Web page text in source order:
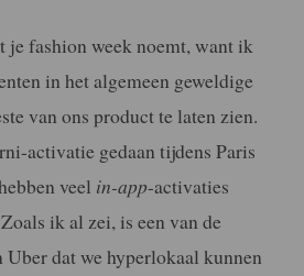
je fashion week noemt, want ik
in het algemeen geweldige
van ons product te laten zien.
activatie gedaan tijdens Paris
veel in-app-activaties
ik al zei, is een van de
Uber dat we hyperlokaal kunnen